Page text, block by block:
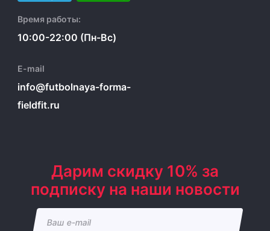
Время работы:
10:00-22:00 (Пн-Вс)
E-mail
info@futbolnaya-forma-
fieldfit.ru
Дарим скидку 10% за
подписку на наши новости